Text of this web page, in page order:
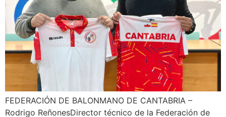
FEDERACIÓN DE BALONMANO DE CANTABRIA –
Rodrigo ReñonesDirector técnico de la Federación de